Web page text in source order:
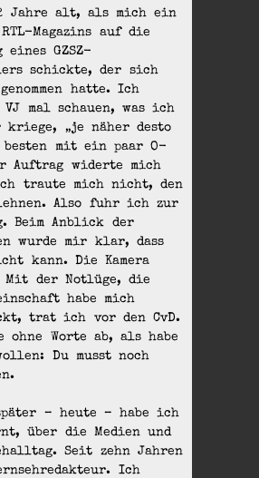
Jahre alt, als mich ein
Magazins auf die
eines GZSZ-
schickte, der sich
hatte. Ich
mal schauen, was ich
„je näher desto
besten mit ein paar O-
Auftrag widerte mich
traute mich nicht, den
Also fuhr ich zur
Beim Anblick der
wurde mir klar, dass
kann. Die Kamera
Mit der Notlüge, die
habe mich
trat ich vor den CvD.
ohne Worte ab, als habe
Du musst noch
– heute – habe ich
über die Medien und
Seit zehn Jahren
Ich